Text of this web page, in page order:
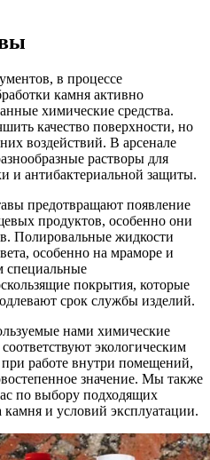
в процессе
камня активно
химические средства.
качество поверхности, но
воздействий. В арсенале
растворы для
и антибактериальной защиты.
предотвращают появление
продуктов, особенно они
Полировальные жидкости
особенно на мраморе и
специальные
покрытия, которые
срок службы изделий.
нами химические
экологическим
работе внутри помещений,
значение. Мы также
по выбору подходящих
камня и условий эксплуатации.